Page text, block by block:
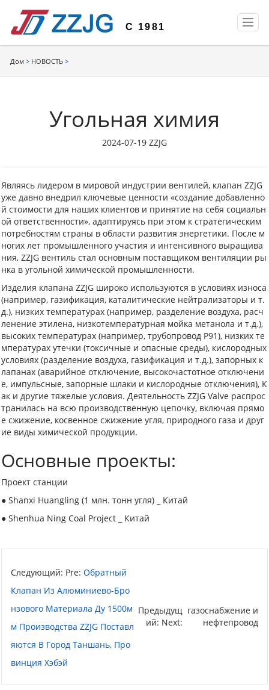
T
o
g
o
n
С 1981
Дом > НОВОСТЬ >
Угольная химия
2024-07-19 ZZJG
Являясь лидером в мировой индустрии вентилей, клапан ZZJG
уже давно внедрил ключевые ценности «создание добавленно
й стоимости для наших клиентов и принятие на себя социальн
ой ответственности», адаптируясь при этом к стратегическим
потребностям страны в области развития энергетики. После м
ногих лет промышленного участия и интенсивного выращива
ния, ZZJG вентиль стал основным поставщиком вентиляции ры
нка в угольной химической промышленности.
Изделия клапана ZZJG широко используются в условиях износа
(например, газификация, каталитические нейтрализаторы и т.
д.), низких температурах (например, разделение воздуха, расч
ленение этилена, низкотемпературная мойка метанола и т.д.),
высоких температурах (например, трубопровод P91), низких те
мпературах утечки (токсичные и опасные среды), кислородных
условиях (разделение воздуха, газификация и т.д.), запорных к
лапанах (аварийное отключение, высокочастотное отключени
е, импульсные, запорные шлаки и кислородные отключения), К
ак и другие тяжелые условия. Деятельность ZZJG Valve распрос
транилась на всю производственную цепочку, включая прямо
е сжижение, косвенное сжижение угля, природного газа и друг
ие виды химической продукции.
Основные проекты:
Проект станции
● Shanxi Huangling (1 млн. тонн угля) _ Китай
● Shenhua Ning Coal Project _ Китай
Следующий: Pre:Обратный
Клапан Из Алюминиево-Бро
Нзового Материала Ду 1500м
М Производства ZZJG Поставл
Яются В Город Таншань, Про
Винция Хэбэй
Предыдущ
ий: Next:
газоснабжение и
нефтепровод